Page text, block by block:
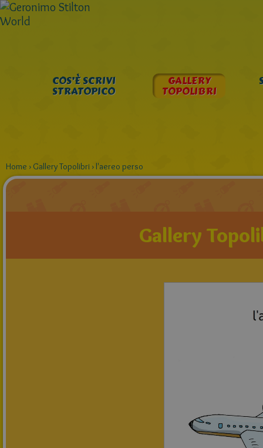
COS’È SCRIVI
STRATOPICO
GALLERY
TOPOLIBRI
Home › Gallery Topolibri › l'aereo perso
Gallery